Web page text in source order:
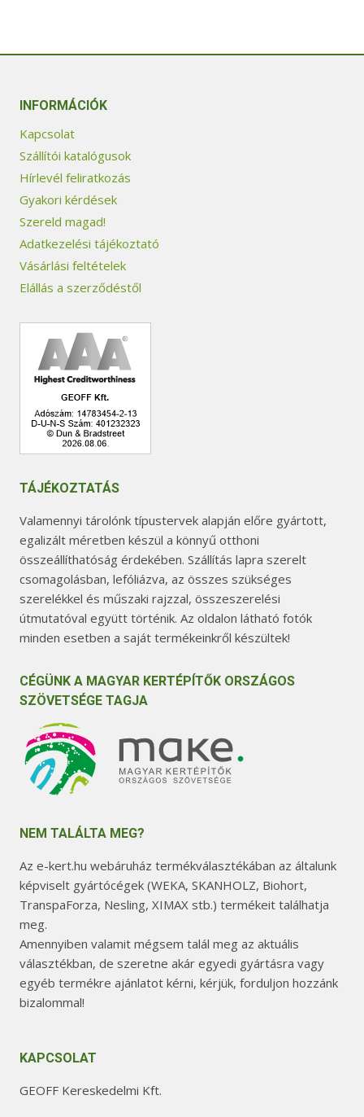
INFORMÁCIÓK
Kapcsolat
Szállítói katalógusok
Hírlevél feliratkozás
Gyakori kérdések
Szereld magad!
Adatkezelési tájékoztató
Vásárlási feltételek
Elállás a szerződéstől
TÁJÉKOZTATÁS
Valamennyi tárolónk típustervek alapján előre gyártott,
egalizált méretben készül a könnyű otthoni
összeállíthatóság érdekében. Szállítás lapra szerelt
csomagolásban, lefóliázva, az összes szükséges
szerelékkel és műszaki rajzzal, összeszerelési
útmutatóval együtt történik. Az oldalon látható fotók
minden esetben a saját termékeinkről készültek!
CÉGÜNK A MAGYAR KERTÉPÍTŐK ORSZÁGOS
SZÖVETSÉGE TAGJA
NEM TALÁLTA MEG?
Az e-kert.hu webáruház termékválasztékában az általunk
képviselt gyártócégek (WEKA, SKANHOLZ, Biohort,
TranspaForza, Nesling, XIMAX stb.) termékeit találhatja
meg.
Amennyiben valamit mégsem talál meg az aktuális
választékban, de szeretne akár egyedi gyártásra vagy
egyéb termékre ajánlatot kérni, kérjük, forduljon hozzánk
bizalommal!
KAPCSOLAT
GEOFF Kereskedelmi Kft.